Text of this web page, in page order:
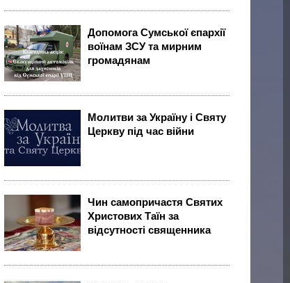
Допомога Сумської єпархії
воїнам ЗСУ та мирним
громадянам
Молитви за Україну і Святу
Церкву під час війни
Чин самопричастя Святих
Христових Таїн за
відсутності священника